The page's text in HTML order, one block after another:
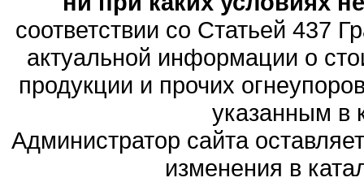
соответствии со Статьей 437
актуальной информации о
продукции и прочих
указанным в
Администратор сайта
изменения в